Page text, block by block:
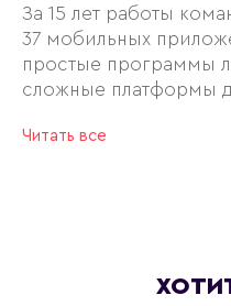
За 15 лет работы
37 мобильных
простые программы
сложные платформы
времени.
Читать все